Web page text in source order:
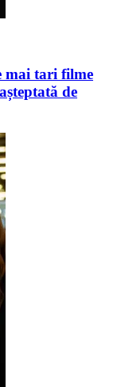
mai tari filme
de